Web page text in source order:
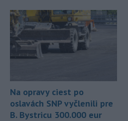
Na opravy ciest po
oslavách SNP vyčlenili pre
B. Bystricu 300.000 eur